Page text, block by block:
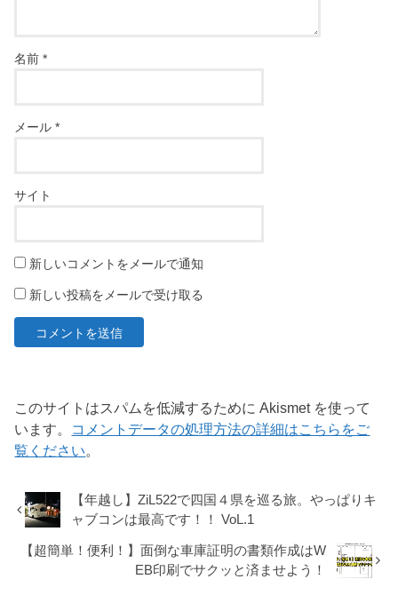
名前*
メール*
サイト
新しいコメントをメールで通知
新しい投稿をメールで受け取る
このサイトはスパムを低減するために Akismet を使って
います。 コメントデータの処理方法の詳細はこちらをご
覧ください。
【年越し】ZiL522で四国４県を巡る旅。やっぱりキ
ャブコンは最高です！！ VoL.1
【超簡単！便利！】面倒な車庫証明の書類作成はW
EB印刷でサクッと済ませよう！